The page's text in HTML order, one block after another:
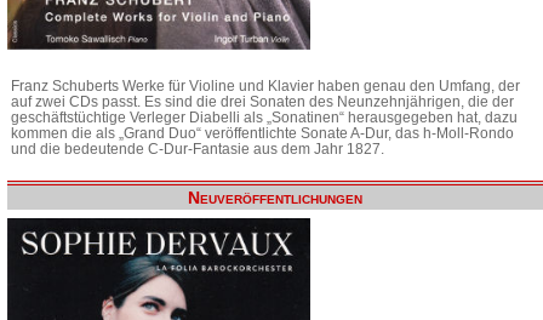
Franz Schuberts Werke für Violine und Klavier haben genau den Umfang, der
auf zwei CDs passt. Es sind die drei Sonaten des Neunzehnjährigen, die der
geschäftstüchtige Verleger Diabelli als „Sonatinen“ herausgegeben hat, dazu
kommen die als „Grand Duo“ veröffentlichte Sonate A-Dur, das h-Moll-Rondo
und die bedeutende C-Dur-Fantasie aus dem Jahr 1827.
Neuveröffentlichungen